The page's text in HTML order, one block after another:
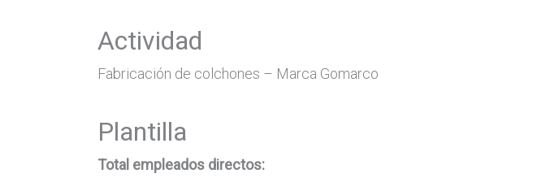
Actividad
Fabricación de colchones – Marca Gomarco
Plantilla
Total empleados directos: